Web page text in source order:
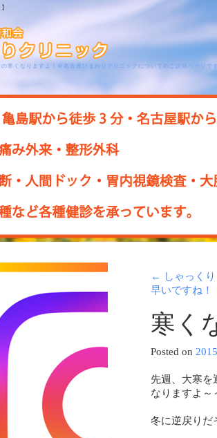
寒くなりますよ！＠名古屋ひまわりクリニックについてのご説明ページで
←
しゃっくり
早いですね！
寒く
Posted on
先週、大寒を
なりますよ～
冬に逆戻りだ